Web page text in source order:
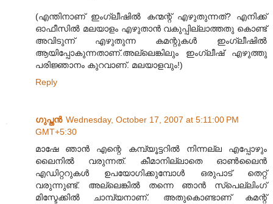
(എന്തിനാണ് ഇംഗ്ലീഷില്‍ കന്മന്റ് എഴുതുന്നത്? എനിക്ക്
ഓഫീസില്‍ മലയാളം എഴുതാന്‍ വകുപ്പില്ലാത്തതു കൊണ്ട്
അവിടുന്ന് എഴുതുന്ന കമന്റുകള്‍ ഇംഗ്ലീഷില്‍
ആയിപ്പോകുന്നതാണ്.അല്ലെങ്കിലും ഇംഗ്ലീഷ് എഴുത്തു
പരിജ്ഞാനം കുറവാണ്. മലയാളവും!)
Reply
ഗുപ്തന്‍ Wednesday, October 17, 2007 at 5:11:00 PM
GMT+5:30
മാഷേ ഞാന്‍ എന്റെ കമ്പ്യൂട്ടറില്‍ നിന്നല്ല എപ്പോഴും
ലൈനില്‍ വരുന്നത്. കീമാനില്ലാതെ ഓണ്‍ലൈന്‍
എഡിറ്ററുകള്‍ ഉപയോഗിക്കുമ്പോള്‍ ഒരുപാട് തെറ്റ്
വരുന്നുണ്ട്. അല്ലെങ്കില്‍ തന്നെ ഞാന്‍ സ്പെല്ലിംഗ്
മിസ്ടേക്കില്‍ ചാമ്പ്യനാണ്. അതുകൊണ്ടാണ് കമന്റ്